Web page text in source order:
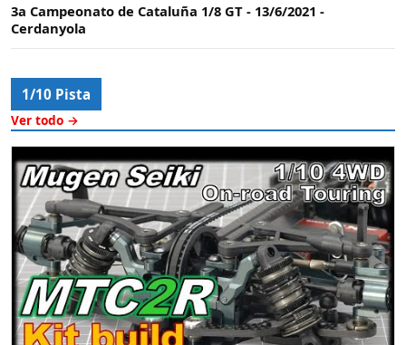
3a Campeonato de Cataluña 1/8 GT - 13/6/2021 -
Cerdanyola
1/10 Pista
Ver todo →